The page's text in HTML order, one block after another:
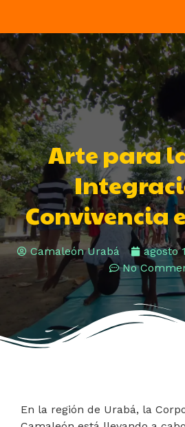
Arte para
Convivencia
Camaleón Urabá agosto
No
En la región de Urabá, la